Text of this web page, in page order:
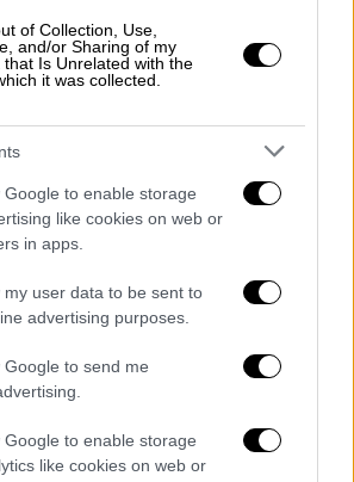
of Collection, Use,
and/or Sharing of my
that Is Unrelated with the
it was collected.
Google to enable storage
like cookies on web or
in apps.
my user data to be sent to
advertising purposes.
to send me
Google to enable storage
like cookies on web or
και η Μαρία Κορινθίου
, με αποτέλεσμα ν'
σπίτι για να μην κολλήσει
Αϊβάζη. H ίδια
μέχρι στιγμής ήπια
εχθές
εγώ με Covid-19. Η
και ελπίζω να το
καθόλου για να
το παιδί. Αυτές τις
βγει καθόλου από το σπίτι
ο Γιάννης νόσησε, γιατί